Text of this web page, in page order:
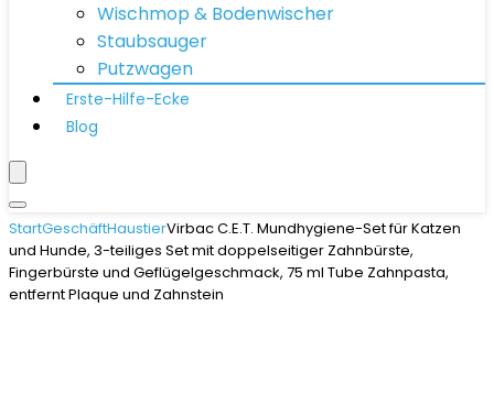
Wischmop & Bodenwischer
Staubsauger
Putzwagen
Erste-Hilfe-Ecke
Blog
StartGeschäftHaustierVirbac C.E.T. Mundhygiene-Set für Katzen
und Hunde, 3-teiliges Set mit doppelseitiger Zahnbürste,
Fingerbürste und Geflügelgeschmack, 75 ml Tube Zahnpasta,
entfernt Plaque und Zahnstein